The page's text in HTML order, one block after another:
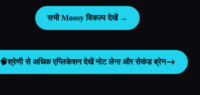
सभी Moosy विकल्प देखें →
🧠श्रेणी से अधिक एप्लिकेशन देखेंनोट लेना और सेकंड ब्रेन